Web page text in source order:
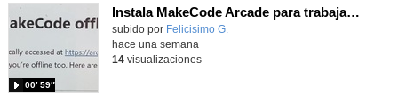
Instala MakeCode Arcade para trabajar offline en tu tablet, ordenador, Chromebook
Contenido educativo.
subido por Felicisimo G.
00′ 59″
hace una semana
14visualizaciones